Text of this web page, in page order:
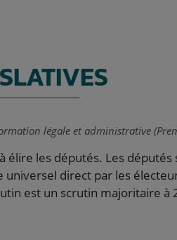
légale et administrative
élire les députés. Les députés
universel direct par les
est un scrutin majoritaire à